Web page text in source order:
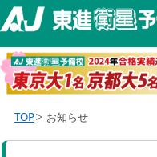
TOP お知らせ